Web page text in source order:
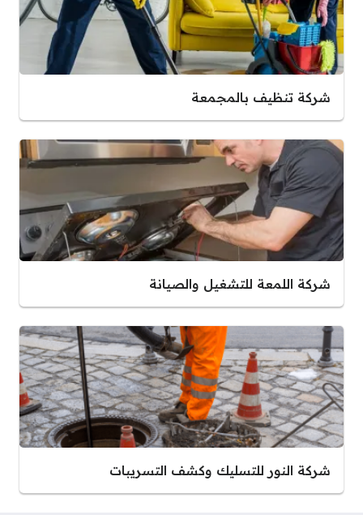
شركة تنظيف بالمجمعة
شركة اللمعة للتشغيل والصيانة
شركة النور للتسليك وكشف التسريبات